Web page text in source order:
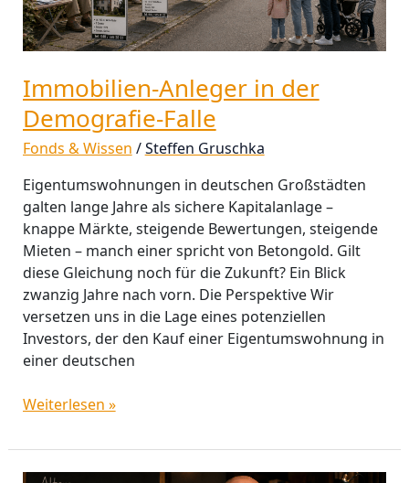
Immobilien-Anleger in der
Demografie-Falle
Fonds & Wissen /Steffen Gruschka
Eigentumswohnungen in deutschen Großstädten
galten lange Jahre als sichere Kapitalanlage –
knappe Märkte, steigende Bewertungen, steigende
Mieten – manch einer spricht von Betongold. Gilt
diese Gleichung noch für die Zukunft? Ein Blick
zwanzig Jahre nach vorn. Die Perspektive Wir
versetzen uns in die Lage eines potenziellen
Investors, der den Kauf einer Eigentumswohnung in
einer deutschen
Weiterlesen »